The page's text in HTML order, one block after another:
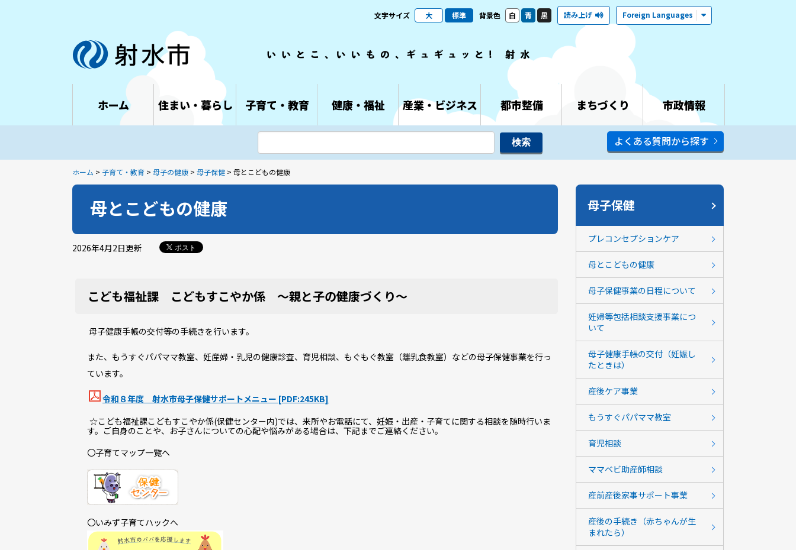
文字サイズ 大 標準 背景色 白 青 黒 読み上げ Foreign Languages
ホーム 住まい・暮らし 子育て・教育 健康・福祉 産業・ビジネス 都市整備 まちづくり 市政情報
よくある質問から探す
ホーム > 子育て・教育 > 母子の健康 > 母子保健 > 母とこどもの健康
母とこどもの健康
2026年4月2日更新 ポスト
こども福祉課 こどもすこやか係 ～親と子の健康づくり～
母子健康手帳の交付等の手続きを行います。
また、もうすぐパパママ教室、妊産婦・乳児の健康診査、育児相談、もぐもぐ教室（離乳食教室）などの母子保健事業を行っ
ています。
令和８年度 射水市母子保健サポートメニュー [PDF:245KB]
☆こども福祉課こどもすこやか係(保健センター内)では、来所やお電話にて、妊娠・出産・子育てに関する相談を随時行いま
す。ご自身のことや、お子さんについての心配や悩みがある場合は、下記までご連絡ください。
〇子育てマップ一覧へ
〇いみず子育てハックへ
母子保健
プレコンセプションケア
母とこどもの健康
母子保健事業の日程について
妊婦等包括相談支援事業につ
いて
母子健康手帳の交付（妊娠し
たときは）
産後ケア事業
もうすぐパパママ教室
育児相談
ママベビ助産師相談
産前産後家事サポート事業
産後の手続き（赤ちゃんが生
まれたら）